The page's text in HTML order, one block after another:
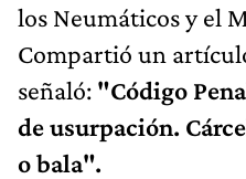
los Neumáticos y el
Compartió un
señaló: "Código
de usurpación.
o bala".